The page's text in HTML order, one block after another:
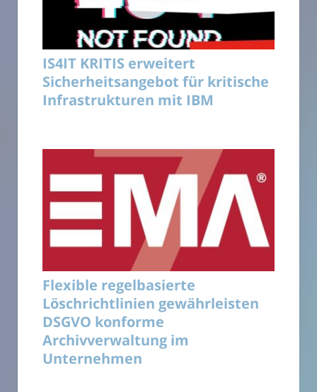
IS4IT KRITIS erweitert
Sicherheitsangebot für kritische
Infrastrukturen mit IBM
Flexible regelbasierte
Löschrichtlinien gewährleisten
DSGVO konforme
Archivverwaltung im
Unternehmen